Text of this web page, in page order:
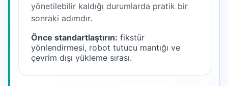
yönetilebilir kaldığı durumlarda pratik bir
sonraki adımdır.
Önce standartlaştırın: fikstür
yönlendirmesi, robot tutucu mantığı ve
çevrim dışı yükleme sırası.